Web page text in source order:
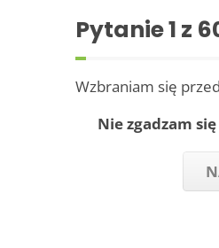
Pytanie1 z
Wzbraniam się przed
Nie zgadzam się